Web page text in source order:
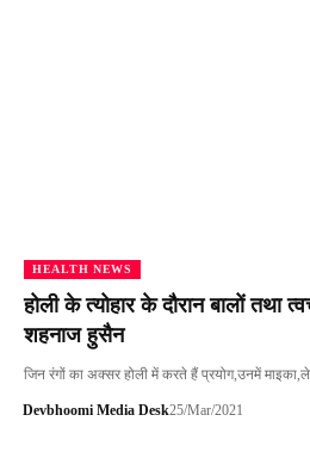
HEALTH NEWS
होली के त्योहार के दौरान बालों
शहनाज हुसैन
जिन रंगों का अक्सर होली में करते हैं प्रयोग,उनमें
Devbhoomi Media Desk25/Mar/2021